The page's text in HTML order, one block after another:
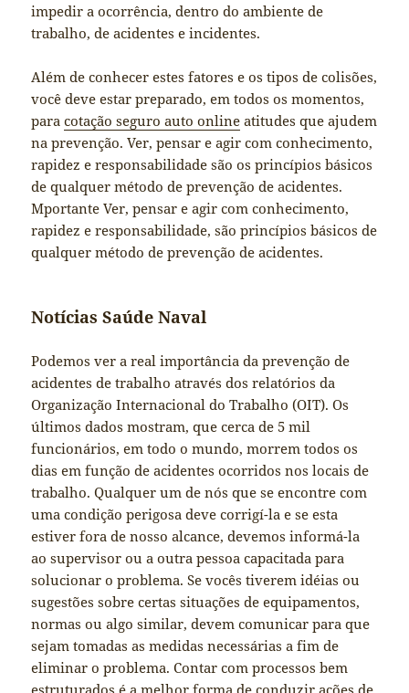
impedir a ocorrência, dentro do ambiente de
trabalho, de acidentes e incidentes.
Além de conhecer estes fatores e os tipos de colisões,
você deve estar preparado, em todos os momentos,
paracotação seguro auto online atitudes que ajudem
na prevenção. Ver, pensar e agir com conhecimento,
rapidez e responsabilidade são os princípios básicos
de qualquer método de prevenção de acidentes.
Mportante Ver, pensar e agir com conhecimento,
rapidez e responsabilidade, são princípios básicos de
qualquer método de prevenção de acidentes.
Notícias Saúde Naval
Podemos ver a real importância da prevenção de
acidentes de trabalho através dos relatórios da
Organização Internacional do Trabalho (OIT). Os
últimos dados mostram, que cerca de 5 mil
funcionários, em todo o mundo, morrem todos os
dias em função de acidentes ocorridos nos locais de
trabalho. Qualquer um de nós que se encontre com
uma condição perigosa deve corrigí-la e se esta
estiver fora de nosso alcance, devemos informá-la
ao supervisor ou a outra pessoa capacitada para
solucionar o problema. Se vocês tiverem idéias ou
sugestões sobre certas situações de equipamentos,
normas ou algo similar, devem comunicar para que
sejam tomadas as medidas necessárias a fim de
eliminar o problema. Contar com processos bem